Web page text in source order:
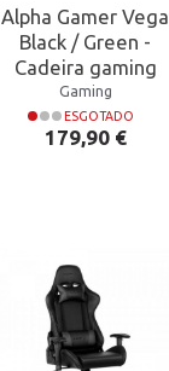
Alpha Gamer Vega
Black / Green -
Cadeira gaming
Gaming
ESGOTADO
Preço
179,90 €